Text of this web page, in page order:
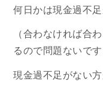
何日かは現金過不
（合わなければ合
るので問題ないです
現金過不足がない